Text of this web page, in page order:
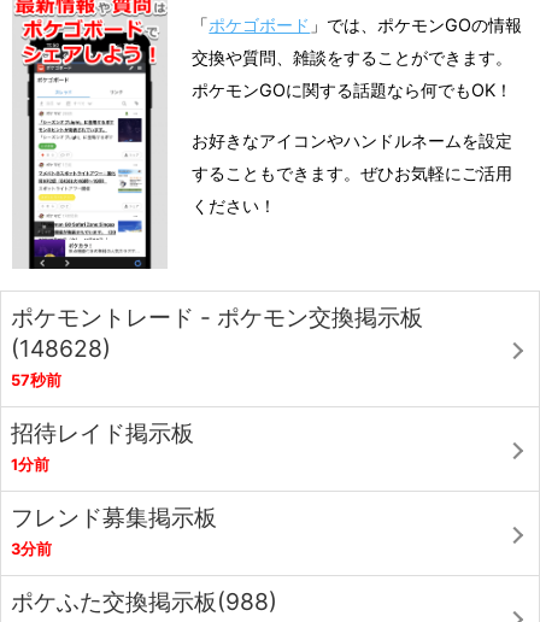
「ポケゴボード 」では、ポケモンGOの情報
交換や質問、雑談をすることができます。
ポケモンGOに関する話題なら何でもOK！
お好きなアイコンやハンドルネームを設定
することもできます。ぜひお気軽にご活用
ください！
ポケモントレード - ポケモン交換掲示板
(148628)
57秒前
招待レイド掲示板
1分前
フレンド募集掲示板
3分前
ポケふた交換掲示板(988)